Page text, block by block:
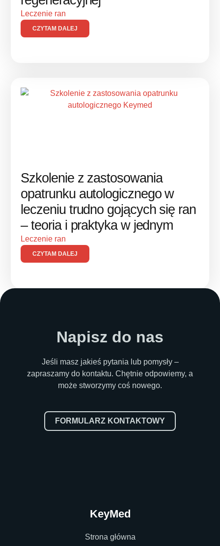
Leczenie ran
CZYTAM DALEJ
Szkolenie z zastosowania
opatrunku autologicznego w
leczeniu trudno gojących się ran
– teoria i praktyka w jednym
Leczenie ran
CZYTAM DALEJ
Napisz do nas
Jeśli masz jakieś pytania lub pomysły –
zapraszamy do kontaktu. Chętnie odpowiemy, a
może stworzymy coś nowego.
FORMULARZ KONTAKTOWY
KeyMed
Strona główna